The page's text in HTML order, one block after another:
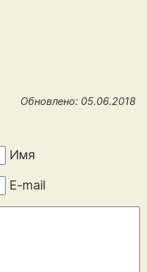
Обновлено: 05.06.2018
Имя
E-mail